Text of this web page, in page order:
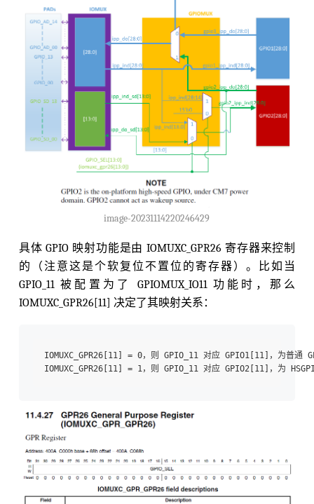
image-20231114220246429
具体 GPIO 映射功能是由 IOMUXC_GPR26 寄存器来控制
的（注意这是个软复位不置位的寄存器）。比如当
GPIO_11 被配置为了 GPIOMUX_IO11 功能时，那么
IOMUXC_GPR26[11] 决定了其映射关系：
IOMUXC_GPR26[11] = 0，则 GPIO_11 对应 GPIO1[11]，为普通